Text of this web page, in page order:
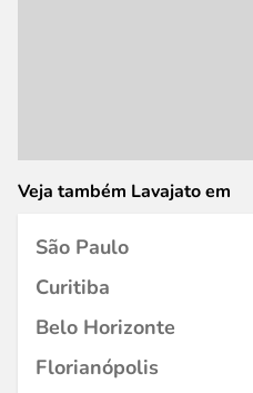
Veja também Lavajato em
São Paulo
Curitiba
Belo Horizonte
Florianópolis